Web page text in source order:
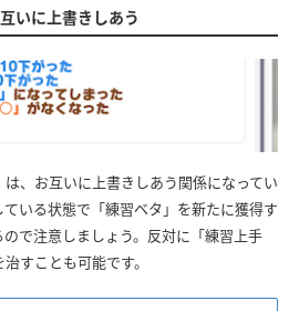
いに上書きしあう
、お互いに上書きしあう関係になってい
いる状態で「練習ベタ」を新たに獲得す
で注意しましょう。反対に「練習上手
すことも可能です。